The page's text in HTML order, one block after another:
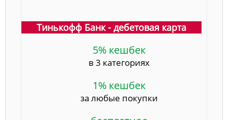
Тинькофф Банк - дебетовая карта
5% кешбек
в 3 категориях
1% кешбек
за любые покупки